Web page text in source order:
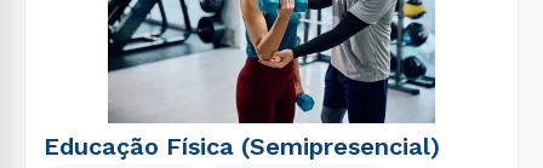
Educação Física (Semipresencial)